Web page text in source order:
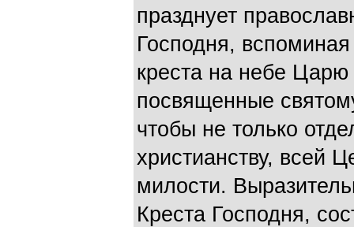
празднует
Господня,
креста на небе Царю
посвященные
чтобы не только
христианству, всей
милости.
Креста Господня,